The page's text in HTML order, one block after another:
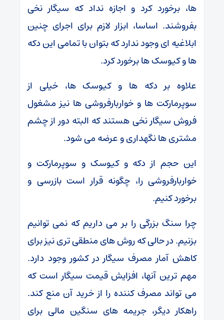
ها، برخورد کرد و اجازه نداد که سیگار نخی
بفروشند. اساسا، ابزار لازم برای اجرای چنین
ابلاغیه ای وجود ندارد که بتوان با تمامی این دکه
ها و کیوسک ها برخورد کرد.
علاوه بر دکه ها و کیوسک ها، خیلی از
سوپرمارکت ها و خواربارفروشی ها نیز مشغول
فروش سیگار نخی هستند که البته دور از چشم
مشتری ها نگهداری و عرضه می شود.
این حجم از دکه و کیوسک و سوپرمارکت و
خواربارفروشی را، چگونه قرار است بازرسی و
برخورد کنیم.
چرا سنگ بزرگی را بر می داریم که نمی توانیم
بزنیم. در حالی که روش های منطقی تری نیز برای
کاهش آمار مصرف سیگار در کشور وجود دارد.
مهم ترین آنها، افزایش قیمت سیگار است که
می تواند مصرف کننده را از خرید آن منع کند.
راهکار دیگر، جریمه های سنگین مالی برای